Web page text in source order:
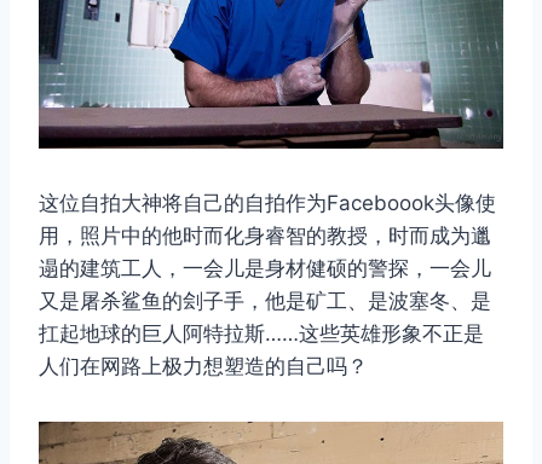
这位自拍大神将自己的自拍作为Faceboook头像使
用，照片中的他时而化身睿智的教授，时而成为邋
遢的建筑工人，一会儿是身材健硕的警探，一会儿
又是屠杀鲨鱼的刽子手，他是矿工、是波塞冬、是
扛起地球的巨人阿特拉斯……这些英雄形象不正是
人们在网路上极力想塑造的自己吗？